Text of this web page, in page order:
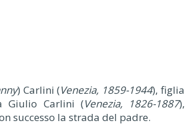
) Carlini (Venezia, 1859-1944), figlia
Giulio Carlini (Venezia, 1826-1887),
successo la strada del padre.